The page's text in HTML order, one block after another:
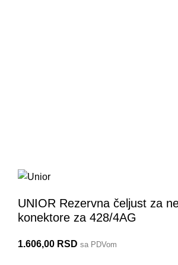
UNIOR Rezervna čeljust za
konektore za 428/4AG
1.606,00 RSD sa PDVom